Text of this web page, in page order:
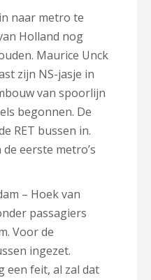
naar metro te
Holland nog
Maurice Unck
zijn NS-jasje in
van spoorlijn
begonnen. De
RET bussen in.
eerste metro’s
– Hoek van
passagiers
Voor de
ingezet.
een feit, al zal dat